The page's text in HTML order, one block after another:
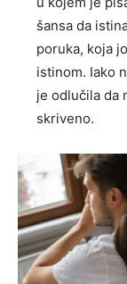
šansa da
poruka, koja
istinom. Iako
je odlučila da
skriveno.